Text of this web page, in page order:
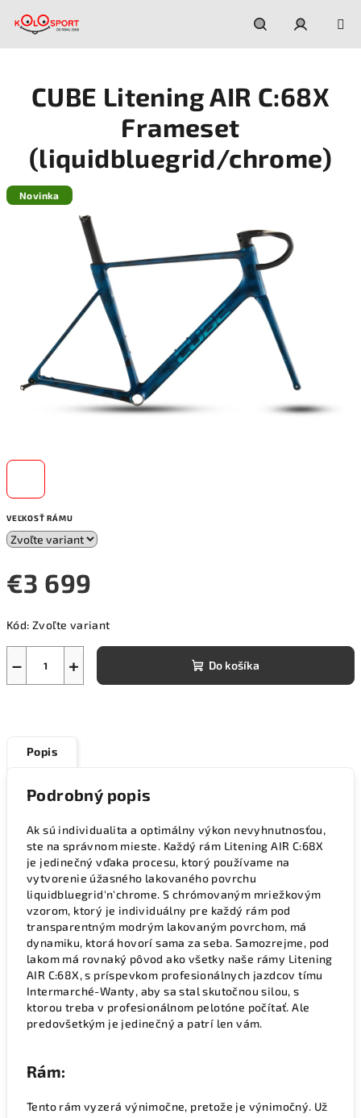
Hľadať
VEĽKOSŤ RÁMU
€3 699
cena:
Kód: Zvoľte variant
+
− Do košíka
CUBE Litening AIR C:68X
Frameset
(liquidbluegrid/chrome)
Novinka
Popis
Podrobný popis
Ak sú individualita a optimálny výkon nevyhnutnosťou,
ste na správnom mieste. Každý rám Litening AIR C:68X
je jedinečný vďaka procesu, ktorý používame na
vytvorenie úžasného lakovaného povrchu
liquidbluegrid'n'chrome. S chrómovaným mriežkovým
vzorom, ktorý je individuálny pre každý rám pod
transparentným modrým lakovaným povrchom, má
dynamiku, ktorá hovorí sama za seba. Samozrejme, pod
lakom má rovnaký pôvod ako všetky naše rámy Litening
AIR C:68X, s príspevkom profesionálnych jazdcov tímu
Intermarché-Wanty, aby sa stal skutočnou silou, s
ktorou treba v profesionálnom pelotóne počítať. Ale
predovšetkým je jedinečný a patrí len vám.
Rám:
Tento rám vyzerá výnimočne, pretože je výnimočný. Už